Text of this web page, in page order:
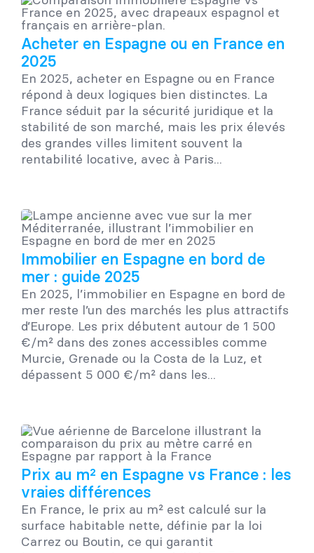
Acheter en Espagne ou en France en
2025
En 2025, acheter en Espagne ou en France
répond à deux logiques bien distinctes. La
France séduit par la sécurité juridique et la
stabilité de son marché, mais les prix élevés
des grandes villes limitent souvent la
rentabilité locative, avec à Paris...
Immobilier en Espagne en bord de
mer : guide 2025
En 2025, l’immobilier en Espagne en bord de
mer reste l’un des marchés les plus attractifs
d’Europe. Les prix débutent autour de 1 500
€/m² dans des zones accessibles comme
Murcie, Grenade ou la Costa de la Luz, et
dépassent 5 000 €/m² dans les...
Prix au m² en Espagne vs France : les
vraies différences
En France, le prix au m² est calculé sur la
surface habitable nette, définie par la loi
Carrez ou Boutin, ce qui garantit